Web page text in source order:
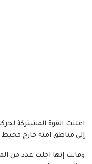
اعلنت القوة المشتركة
إلى مناطق امنة خارج محيط
وقالت إنها اجلت عدد من